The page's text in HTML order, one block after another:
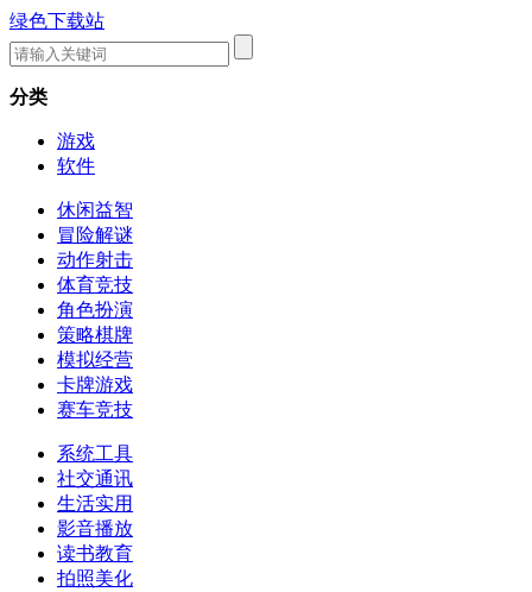
绿色下载站
分类
游戏
软件
休闲益智
冒险解谜
动作射击
体育竞技
角色扮演
策略棋牌
模拟经营
卡牌游戏
赛车竞技
系统工具
社交通讯
生活实用
影音播放
读书教育
拍照美化